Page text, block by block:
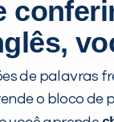
de palavras
o bloco